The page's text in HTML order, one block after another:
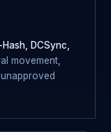
DCSync,
movement,